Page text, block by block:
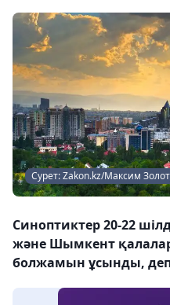
Сурет: Zakon.kz/Максим
Синоптиктер 20-22
және Шымкент
болжамын ұсынды,